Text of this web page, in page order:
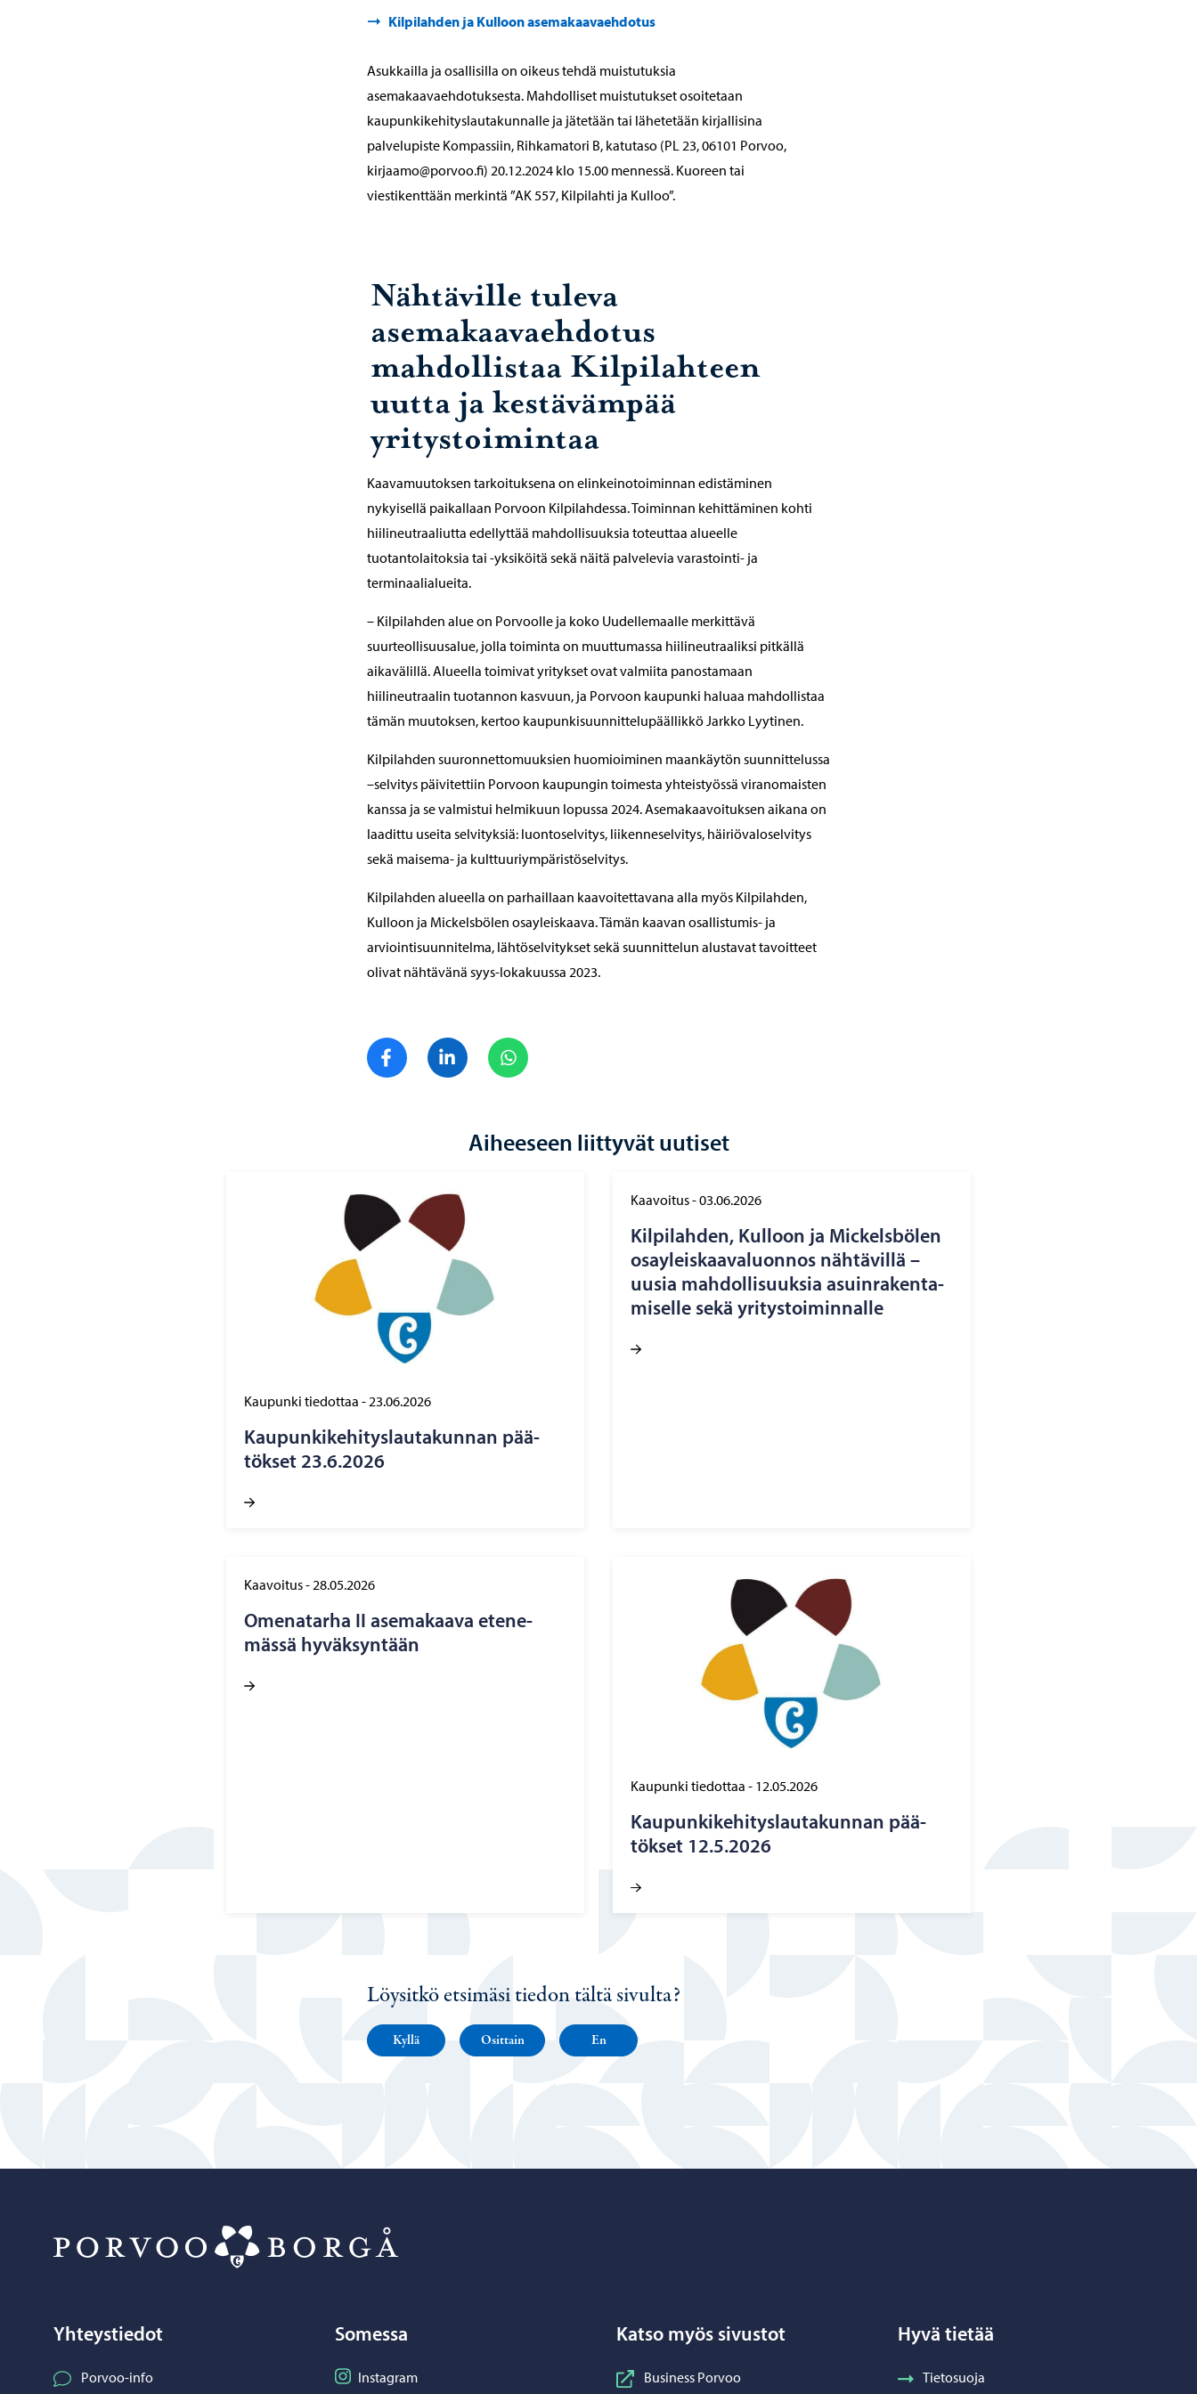
Kilpilahden ja Kulloon asemakaavaehdotus
Asukkailla ja osallisilla on oikeus tehdä muistutuksia
asemakaavaehdotuksesta. Mahdolliset muistutukset osoitetaan
kaupunkikehityslautakunnalle ja jätetään tai lähetetään kirjallisina
palvelupiste Kompassiin, Rihkamatori B, katutaso (PL 23, 06101 Porvoo,
kirjaamo@porvoo.fi) 20.12.2024 klo 15.00 mennessä. Kuoreen tai
viestikenttään merkintä ”AK 557, Kilpilahti ja Kulloo”.
Nähtäville tuleva
asemakaavaehdotus
mahdollistaa Kilpilahteen
uutta ja kestävämpää
yritystoimintaa
Kaavamuutoksen tarkoituksena on elinkeinotoiminnan edistäminen
nykyisellä paikallaan Porvoon Kilpilahdessa. Toiminnan kehittäminen kohti
hiilineutraaliutta edellyttää mahdollisuuksia toteuttaa alueelle
tuotantolaitoksia tai -yksiköitä sekä näitä palvelevia varastointi- ja
terminaalialueita.
– Kilpilahden alue on Porvoolle ja koko Uudellemaalle merkittävä
suurteollisuusalue, jolla toiminta on muuttumassa hiilineutraaliksi pitkällä
aikavälillä. Alueella toimivat yritykset ovat valmiita panostamaan
hiilineutraalin tuotannon kasvuun, ja Porvoon kaupunki haluaa mahdollistaa
tämän muutoksen, kertoo kaupunkisuunnittelupäällikkö Jarkko Lyytinen.
Kilpilahden suuronnettomuuksien huomioiminen maankäytön suunnittelussa
–selvitys päivitettiin Porvoon kaupungin toimesta yhteistyössä viranomaisten
kanssa ja se valmistui helmikuun lopussa 2024. Asemakaavoituksen aikana on
laadittu useita selvityksiä: luontoselvitys, liikenneselvitys, häiriövaloselvitys
sekä maisema- ja kulttuuriympäristöselvitys.
Kilpilahden alueella on parhaillaan kaavoitettavana alla myös Kilpilahden,
Kulloon ja Mickelsbölen osayleiskaava. Tämän kaavan osallistumis- ja
arviointisuunnitelma, lähtöselvitykset sekä suunnittelun alustavat tavoitteet
olivat nähtävänä syys-lokakuussa 2023.
Jaa FacebookJaa LinkedIn
Aiheeseen liittyvät uutiset
Kaupunki tiedottaa -23.06.2026
Kau­pun­ki­ke­hi­tys­lau­ta­kun­nan pää­
tök­set 23.6.2026
Kaavoitus-03.06.2026
Kil­pi­lah­den, Kul­loon ja Mic­kelsbö­len
osay­leis­kaa­va­luon­nos näh­tä­vil­lä –
uusia mah­dol­li­suuk­sia asuin­ra­ken­ta­
mi­sel­le sekä yri­tys­toi­min­nal­le
Kaavoitus-28.05.2026
Ome­na­tar­ha II ase­ma­kaa­va ete­ne­
mäs­sä hy­väk­syn­tään
Kaupunki tiedottaa - 12.05.2026
Kau­pun­ki­ke­hi­tys­lau­ta­kun­nan pää­
tök­set 12.5.2026
Löysitkö etsimäsi tiedon tältä sivulta?
Kyllä Osittain En
Yhteystiedot
Porvoo-info
Somessa
Seuraa Instagram
Instagram
Katso myös sivustot
Business Porvoo
Hyvä tietää
Tietosuoja